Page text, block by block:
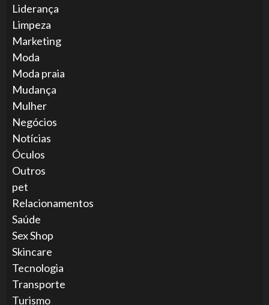
Liderança
Limpeza
Marketing
Moda
Moda praia
Mudança
Mulher
Negócios
Notícias
Óculos
Outros
pet
Relacionamentos
Saúde
Sex Shop
Skincare
Tecnologia
Transporte
Turismo